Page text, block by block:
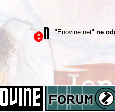
"Enovine.net" ne